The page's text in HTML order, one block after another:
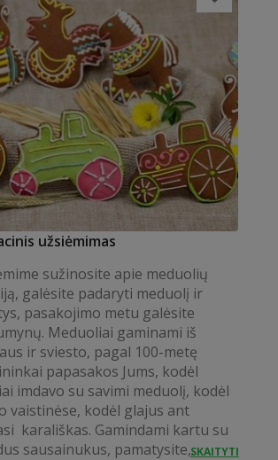
užsiėmimas
sužinosite apie meduolių
galėsite padaryti meduolį ir
pasakojimo metu galėsite
Meduoliai gaminami iš
ir sviesto, pagal 100-metę
papasakos Jums, kodėl
imdavo su savimi meduolį, kodėl
vaistinėse, kodėl glajus ant
karališkas. Gamindami kartu su
sausainukus, pamatysite,...SKAITYTI